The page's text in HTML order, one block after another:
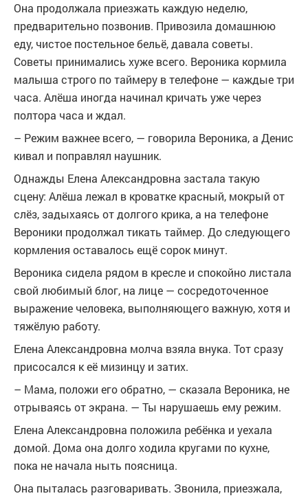
Она продолжала приезжать каждую неделю,
предварительно позвонив. Привозила домашнюю
еду, чистое постельное бельё, давала советы.
Советы принимались хуже всего. Вероника кормила
малыша строго по таймеру в телефоне — каждые три
часа. Алёша иногда начинал кричать уже через
полтора часа и ждал.
– Режим важнее всего, — говорила Вероника, а Денис
кивал и поправлял наушник.
Однажды Елена Александровна застала такую
сцену: Алёша лежал в кроватке красный, мокрый от
слёз, задыхаясь от долгого крика, а на телефоне
Вероники продолжал тикать таймер. До следующего
кормления оставалось ещё сорок минут.
Вероника сидела рядом в кресле и спокойно листала
свой любимый блог, на лице — сосредоточенное
выражение человека, выполняющего важную, хотя и
тяжёлую работу.
Елена Александровна молча взяла внука. Тот сразу
присосался к её мизинцу и затих.
– Мама, положи его обратно, — сказала Вероника, не
отрываясь от экрана. — Ты нарушаешь ему режим.
Елена Александровна положила ребёнка и уехала
домой. Дома она долго ходила кругами по кухне,
пока не начала ныть поясница.
Она пыталась разговаривать. Звонила, приезжала,